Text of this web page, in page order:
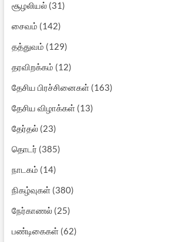
சூழலியல்(31)
சைவம் (142)
தத்துவம் (129)
தரவிறக்கம் (12)
தேசிய பிரச்சினைகள்(163)
தேசிய விழாக்கள்(13)
தேர்தல்(23)
தொடர் (385)
நாடகம் (14)
நிகழ்வுகள்(380)
நேர்காணல்(25)
பண்டிகைகள்(62)